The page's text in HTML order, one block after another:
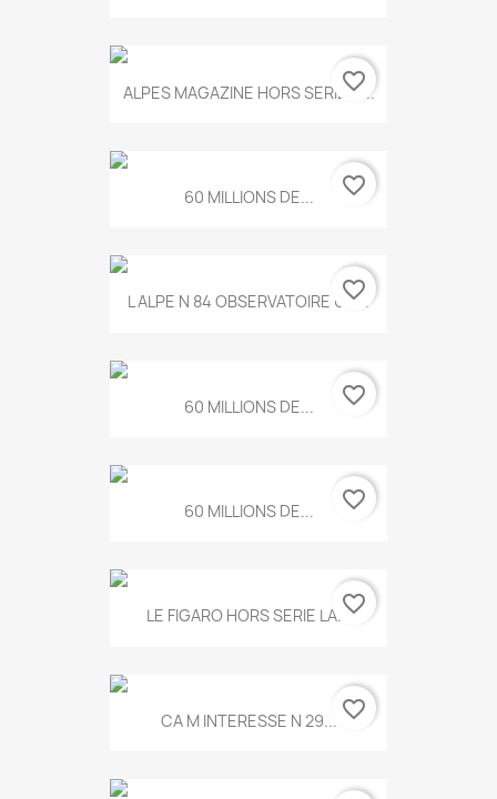
ALPES MAGAZINE HORS SERIE N...
favorite_border
60 MILLIONS DE... favorite_border
L ALPE N 84 OBSERVATOIRE UN...
favorite_border
60 MILLIONS DE... favorite_border
60 MILLIONS DE... favorite_border
LE FIGARO HORS SERIE LA...favorite_border
CA M INTERESSE N 29... favorite_border